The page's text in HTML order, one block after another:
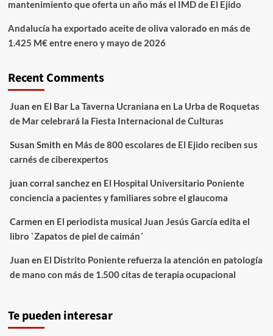
mantenimiento que oferta un año más el IMD de El Ejido
Andalucía ha exportado aceite de oliva valorado en más de
1.425 M€ entre enero y mayo de 2026
Recent Comments
Juan en El Bar La Taverna Ucraniana en La Urba de Roquetas
de Mar celebrará la Fiesta Internacional de Culturas
Susan Smith en Más de 800 escolares de El Ejido reciben sus
carnés de ciberexpertos
juan corral sanchezen El Hospital Universitario Poniente
conciencia a pacientes y familiares sobre el glaucoma
Carmen en El periodista musical Juan Jesús García edita el
libro `Zapatos de piel de caimán´
Juan en El Distrito Poniente refuerza la atención en patología
de mano con más de 1.500 citas de terapia ocupacional
Te pueden interesar